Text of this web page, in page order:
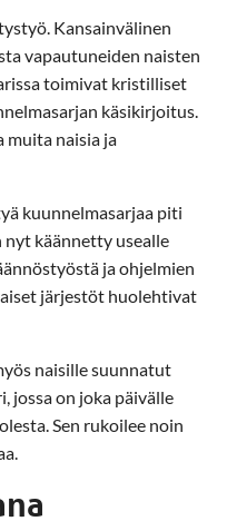
Kansainvälinen
vapautuneiden naisten
toimivat kristilliset
käsikirjoitus.
muita naisia ja
kuunnelmasarjaa piti
nyt käännetty usealle
ja ohjelmien
järjestöt huolehtivat
naisille suunnatut
jossa on joka päivälle
Sen rukoilee noin